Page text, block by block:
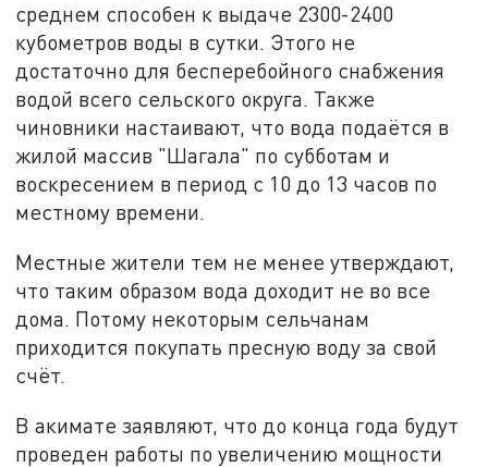
среднем способен к выдаче 2300-2400
кубометров воды в сутки. Этого не
достаточно для бесперебойного снабжения
водой всего сельского округа. Также
чиновники настаивают, что вода подаётся в
жилой массив "Шагала" по субботам и
воскресением в период с 10 до 13 часов по
местному времени.
Местные жители тем не менее утверждают,
что таким образом вода доходит не во все
дома. Потому некоторым сельчанам
приходится покупать пресную воду за свой
счёт.
В акимате заявляют, что до конца года будут
проведен работы по увеличению мощности